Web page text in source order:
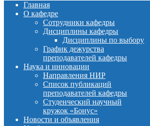
Главная
О кафедре
Сотрудники кафедры
Дисциплины кафедры
Дисциплины по выбору
График дежурства
преподавателей кафедры
Наука и инновации
Направления НИР
Список публикаций
преподавателей кафедры
Студенческий научный
кружок «Бонус»
Новости и объявления